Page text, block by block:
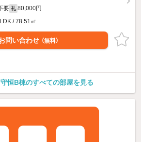
要 礼 80,000円
/ 78.51㎡
問い合わせ （無料）
恒B棟のすべての部屋を見る